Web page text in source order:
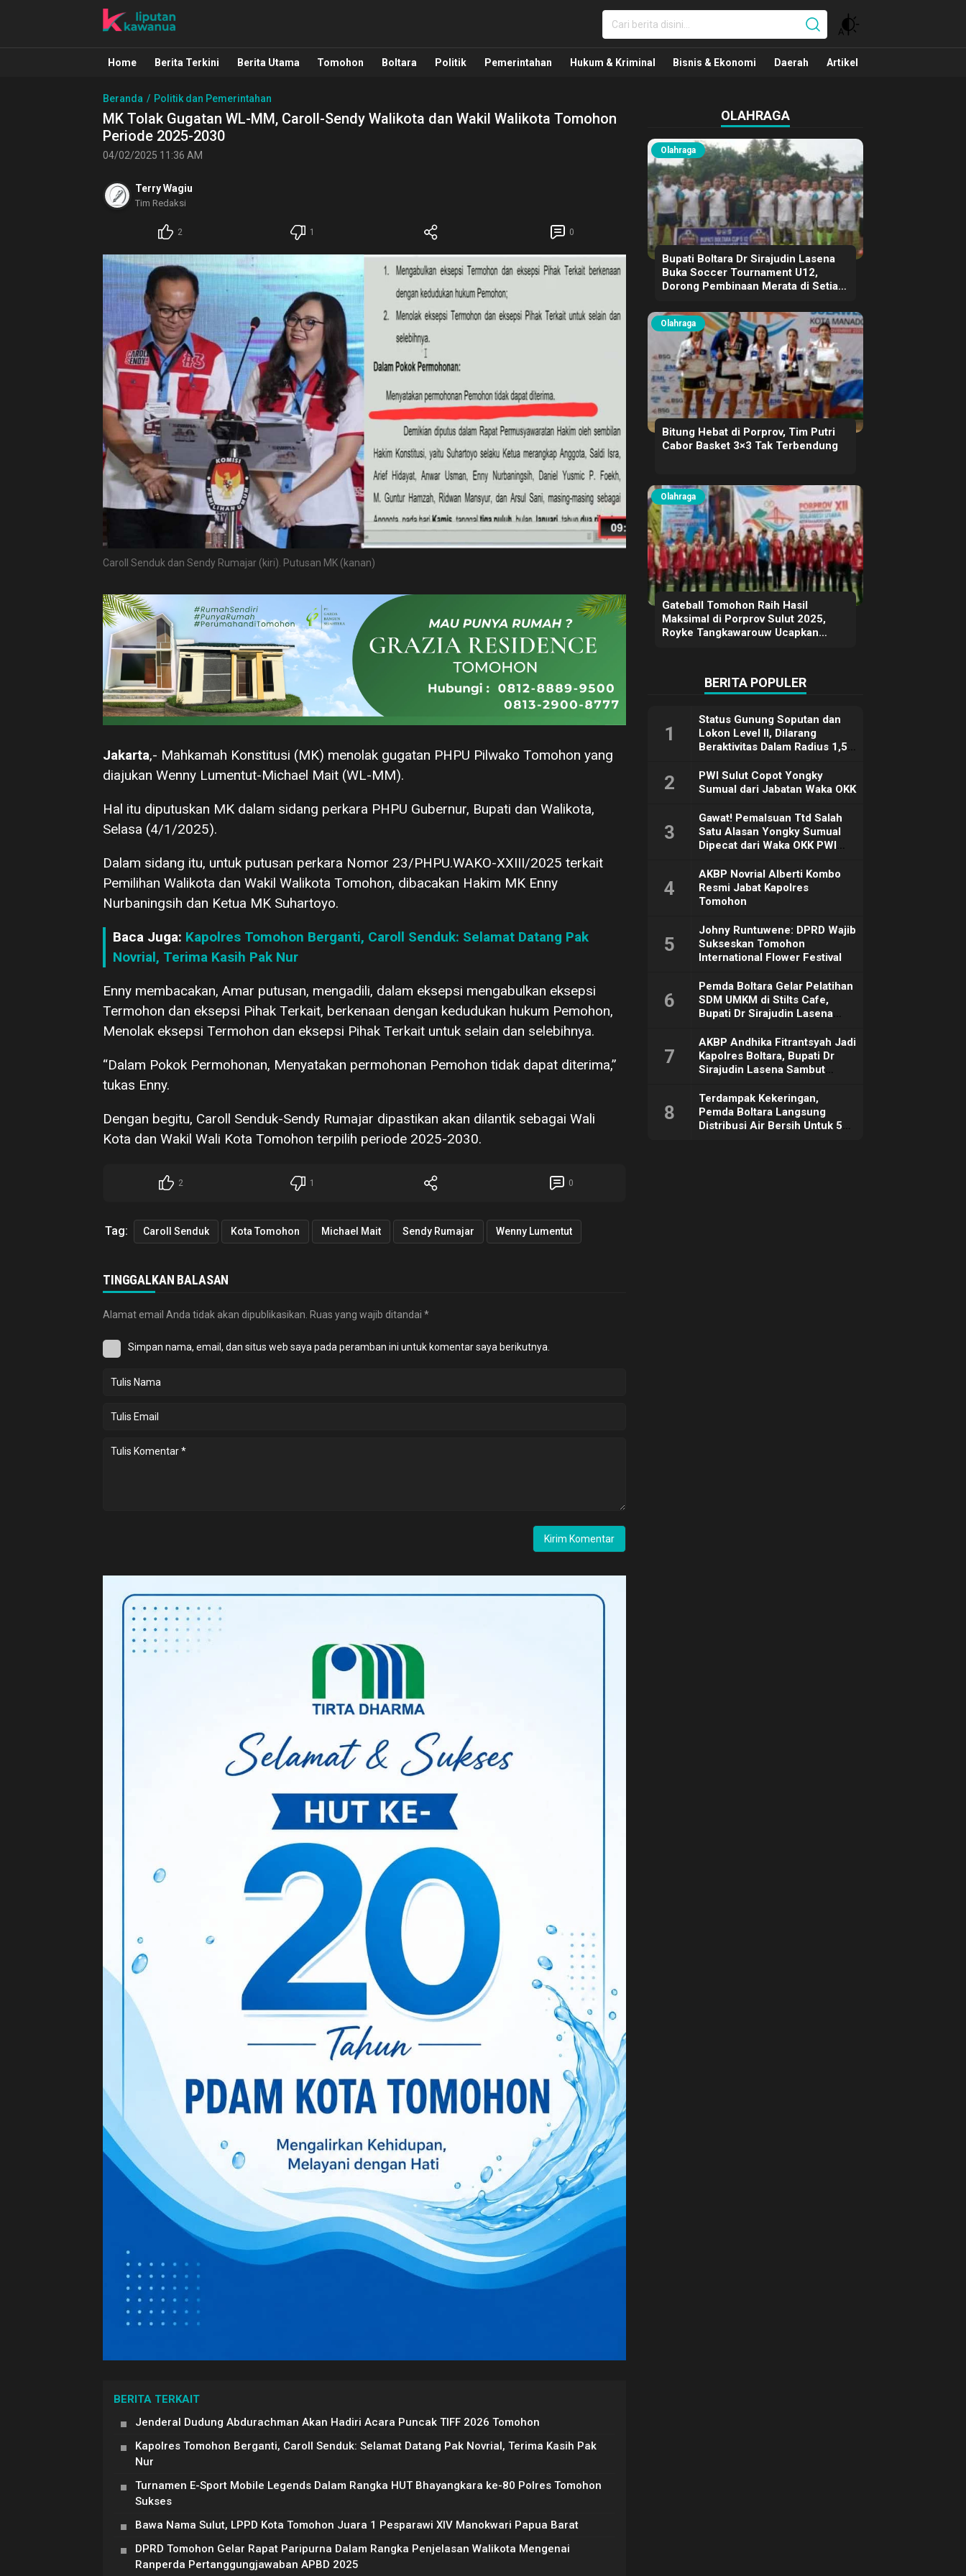
Liputan Kawanua
Berita Manado, Sulawesi Utara, Kawanua, Politik, Pemerintahan, Hukum Kriminal dan Nasional
Home Berita Terkini Berita Utama Tomohon Boltara Politik Pemerintahan Hukum & Kriminal Bisnis & Ekonomi Daerah Artikel
Beranda Politik dan Pemerintahan
MK Tolak Gugatan WL-MM, Caroll-Sendy Walikota dan Wakil Walikota Tomohon
Periode 2025-2030
04/02/2025 11:36 AM
Terry Wagiu
Tim Redaksi
2 1 0
Caroll Senduk dan Sendy Rumajar (kiri). Putusan MK (kanan)
Jakarta,- Mahkamah Konstitusi (MK) menolak gugatan PHPU Pilwako Tomohon yang
diajukan Wenny Lumentut-Michael Mait (WL-MM).
Hal itu diputuskan MK dalam sidang perkara PHPU Gubernur, Bupati dan Walikota,
Selasa (4/1/2025).
Dalam sidang itu, untuk putusan perkara Nomor 23/PHPU.WAKO-XXIII/2025 terkait
Pemilihan Walikota dan Wakil Walikota Tomohon, dibacakan Hakim MK Enny
Nurbaningsih dan Ketua MK Suhartoyo.
Baca Juga: Kapolres Tomohon Berganti, Caroll Senduk: Selamat Datang Pak
Novrial, Terima Kasih Pak Nur
Enny membacakan, Amar putusan, mengadili, dalam eksepsi mengabulkan eksepsi
Termohon dan eksepsi Pihak Terkait, berkenaan dengan kedudukan hukum Pemohon,
Menolak eksepsi Termohon dan eksepsi Pihak Terkait untuk selain dan selebihnya.
“Dalam Pokok Permohonan, Menyatakan permohonan Pemohon tidak dapat diterima,”
tukas Enny.
Dengan begitu, Caroll Senduk-Sendy Rumajar dipastikan akan dilantik sebagai Wali
Kota dan Wakil Wali Kota Tomohon terpilih periode 2025-2030.
2 1 0
Tag: Caroll Senduk Kota Tomohon Michael Mait Sendy Rumajar Wenny Lumentut
TINGGALKAN BALASAN
Alamat email Anda tidak akan dipublikasikan. Ruas yang wajib ditandai *
Simpan nama, email, dan situs web saya pada peramban ini untuk komentar saya berikutnya.
BERITA TERKAIT
Jenderal Dudung Abdurachman Akan Hadiri Acara Puncak TIFF 2026 Tomohon
Kapolres Tomohon Berganti, Caroll Senduk: Selamat Datang Pak Novrial, Terima Kasih Pak
Nur
Turnamen E-Sport Mobile Legends Dalam Rangka HUT Bhayangkara ke-80 Polres Tomohon
Sukses
Bawa Nama Sulut, LPPD Kota Tomohon Juara 1 Pesparawi XIV Manokwari Papua Barat
DPRD Tomohon Gelar Rapat Paripurna Dalam Rangka Penjelasan Walikota Mengenai
Ranperda Pertanggungjawaban APBD 2025
OLAHRAGA
Olahraga
Bupati Boltara Dr Sirajudin Lasena
Buka Soccer Tournament U12,
Dorong Pembinaan Merata di Setiap
Olahraga
Bitung Hebat di Porprov, Tim Putri
Cabor Basket 3×3 Tak Terbendung
Olahraga
Gateball Tomohon Raih Hasil
Maksimal di Porprov Sulut 2025,
Royke Tangkawarouw Ucapkan
BERITA POPULER
1
Status Gunung Soputan dan
Lokon Level II, Dilarang
Beraktivitas Dalam Radius 1,5
2
PWI Sulut Copot Yongky
Sumual dari Jabatan Waka OKK
3
Gawat! Pemalsuan Ttd Salah
Satu Alasan Yongky Sumual
Dipecat dari Waka OKK PWI
4
AKBP Novrial Alberti Kombo
Resmi Jabat Kapolres
Tomohon
5
Johny Runtuwene: DPRD Wajib
Sukseskan Tomohon
International Flower Festival
6
Pemda Boltara Gelar Pelatihan
SDM UMKM di Stilts Cafe,
Bupati Dr Sirajudin Lasena
Dorong Ekonomi Daerah
7
AKBP Andhika Fitrantsyah Jadi
Kapolres Boltara, Bupati Dr
Sirajudin Lasena Sambut
8
Terdampak Kekeringan,
Pemda Boltara Langsung
Distribusi Air Bersih Untuk 50